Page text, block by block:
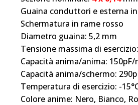
Guaina conduttori e esterna in
Schermatura in rame rosso
Diametro guaina: 5,2 mm
Tensione massima di
Capacità anima/anima: 150pF/
Capacità anima/schermo:
Temperatura di esercizio: -
Colore anime: Nero, Bianco,